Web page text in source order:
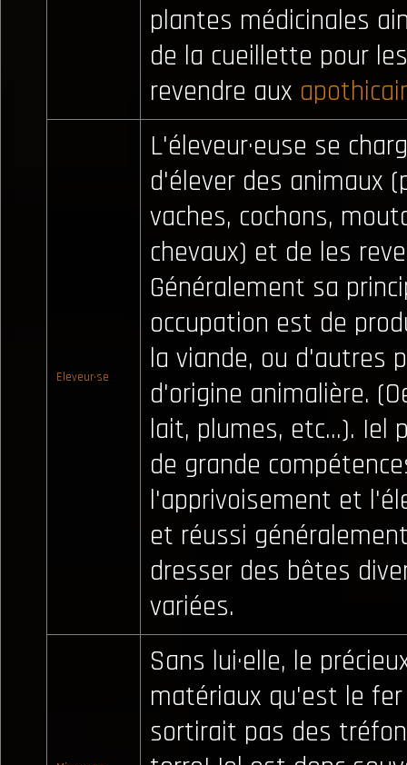
plantes médicinales
de la cueillette pour les
revendre aux
Eleveur·se
L'éleveur·euse se
d'élever des animaux
vaches, cochons,
chevaux) et de les
Généralement sa
occupation est de
la viande, ou d'autres
d'origine animalière.
lait, plumes, etc...). Iel
de grande
l'apprivoisement et
et réussi
dresser des bêtes
variées.
Sans lui·elle, le
matériaux qu'est le
sortirait pas des